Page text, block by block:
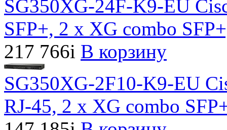
SG350XG-24F-K9-EU
SFP+, 2 x XG combo
217 766i В корзину
SG350XG-2F10-K9-EU
RJ-45, 2 x XG combo